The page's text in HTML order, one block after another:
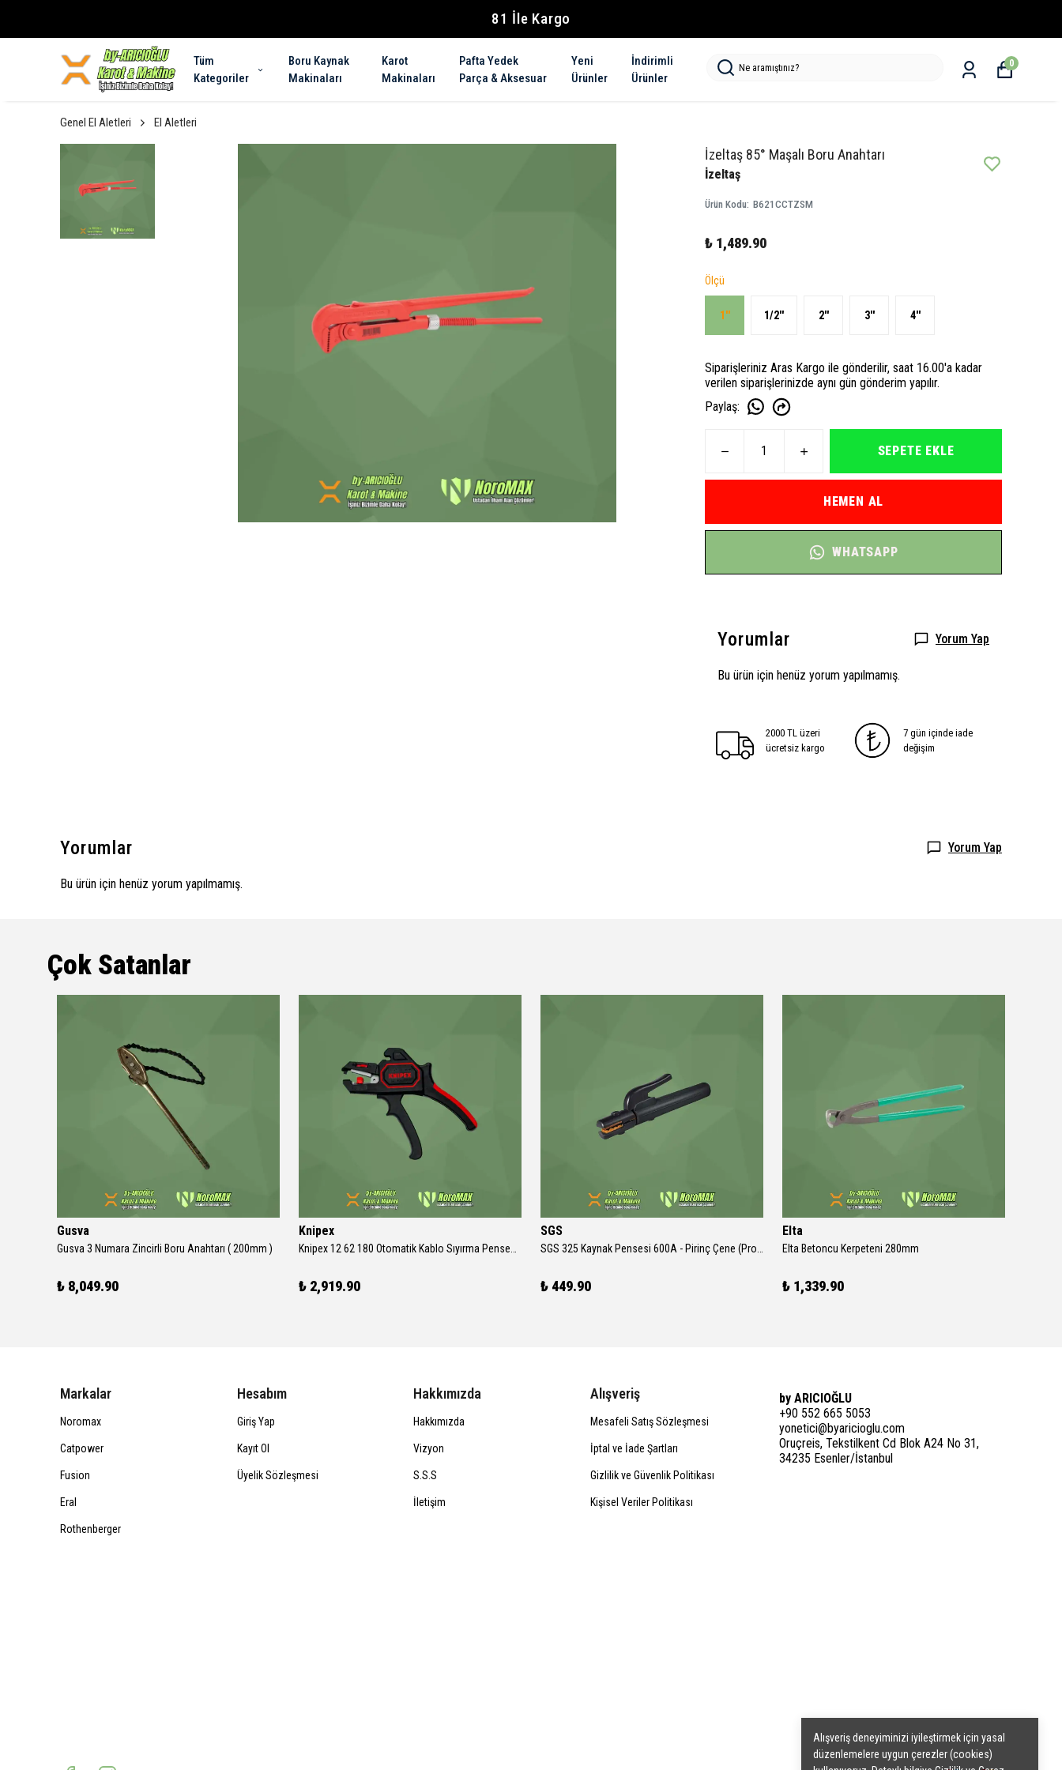
81 İle Kargo
Tüm
Kategoriler
Boru Kaynak
Makinaları
Karot
Makinaları
Pafta Yedek
Parça & Aksesuar
Yeni
Ürünler
İndirimli
Ürünler
0
Alışveriş deneyiminizi iyileştirmek için yasal
düzenlemelere uygun çerezler (cookies)
Genel El Aletleri El Aletleri
İzeltaş 85° Maşalı Boru Anahtarı
İzeltaş
Ürün Kodu: B621CCTZSM
₺ 1,489.90
Ölçü
1'' 1/2'' 2'' 3'' 4''
Siparişleriniz Aras Kargo ile gönderilir, saat 16.00'a kadar
verilen siparişlerinizde aynı gün gönderim yapılır.
Paylaş:
SEPETE EKLE
HEMEN AL
WHATSAPP
Yorumlar Yorum Yap
Bu ürün için henüz yorum yapılmamış.
2000 TL üzeri
ücretsiz kargo
7 gün içinde iade
değişim
Yorumlar Yorum Yap
Bu ürün için henüz yorum yapılmamış.
Çok Satanlar
Gusva
Gusva 3 Numara Zincirli Boru Anahtarı ( 200mm )
₺ 8,049.90
Knipex
₺ 2,919.90
SGS
₺ 449.90
Elta
Elta Betoncu Kerpeteni 280mm
₺ 1,339.90
Markalar
Noromax
Catpower
Fusion
Eral
Rothenberger
Hesabım
Giriş Yap
Kayıt Ol
Üyelik Sözleşmesi
Hakkımızda
Hakkımızda
Vizyon
S.S.S
İletişim
Alışveriş
Mesafeli Satış Sözleşmesi
İptal ve İade Şartları
Gizlilik ve Güvenlik Politikası
Kişisel Veriler Politikası
by ARICIOĞLU
+90 552 665 5053
yonetici@byaricioglu.com
Oruçreis, Tekstilkent Cd Blok A24 No 31,
34235 Esenler/İstanbul